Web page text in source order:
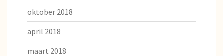
oktober 2018
april 2018
maart 2018